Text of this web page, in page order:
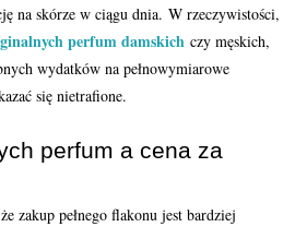
na skórze w ciągu dnia. W rzeczywistości,
perfum damskich czy męskich,
wydatków na pełnowymiarowe
się nietrafione.
perfum a cena za
zakup pełnego flakonu jest bardziej